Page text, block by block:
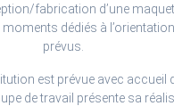
fabrication d’une
dédiés à
prévus.
est prévue avec accueil
de travail présente sa